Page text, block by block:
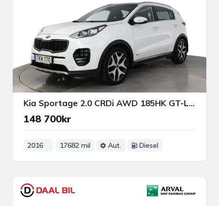
Kia Sportage 2.0 CRDi AWD 185HK GT-LINE DRAG B-KAM JBL® NAVI PANO
148 700kr
2016 17682 mil Aut. Diesel